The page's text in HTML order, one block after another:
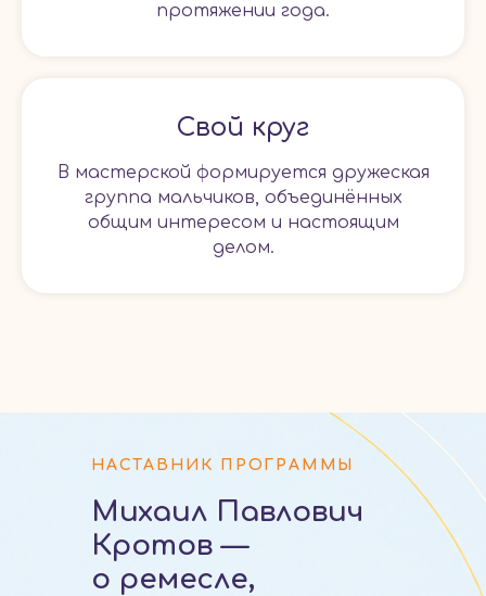
протяжении года.
Свой круг
В мастерской формируется дружеская
группа мальчиков, объединённых
общим интересом и настоящим
делом.
НАСТАВНИК ПРОГРАММЫ
Михаил Павлович
Кротов —
о ремесле,